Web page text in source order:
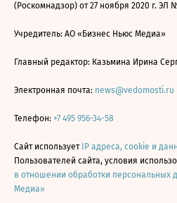
(Роскомнадзор) от 27 ноября 2020 г. ЭЛ
Учредитель: АО «Бизнес Ньюс Медиа»
Главный редактор: Казьмина Ирина
Электронная почта: news@vedomosti.ru
Телефон: +7 495 956-34-58
Сайт использует IP адреса, cookie и
Пользователей сайта, условия
в отношении обработки персональных
Медиа»